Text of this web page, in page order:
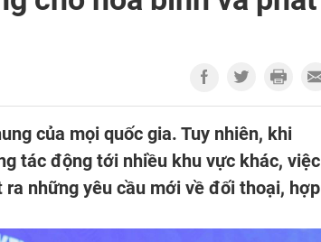
của mọi quốc gia. Tuy nhiên, khi
tác động tới nhiều khu vực khác, việc
những yêu cầu mới về đối thoại, hợp